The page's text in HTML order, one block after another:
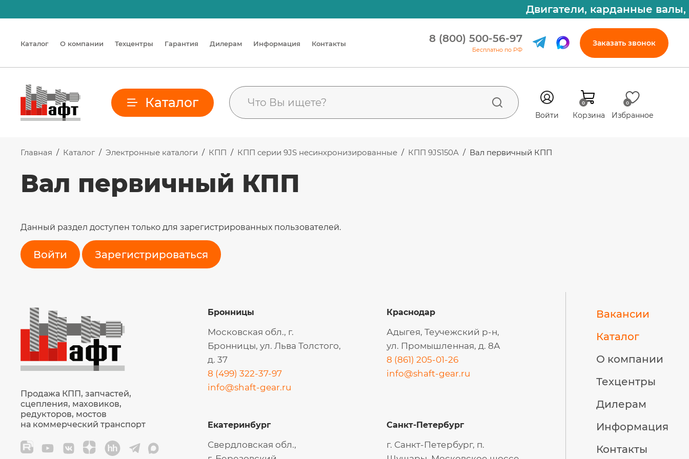
Двигатели, карданные валы,
Каталог О компании Техцентры Гарантия Дилерам Информация Контакты 8 (800) 500-56-97
Бесплатно по РФ
Заказать звонок
Каталог
Войти Корзина
0 0
Избранное
Главная / Каталог / Электронные каталоги / КПП / КПП серии 9JS несинхронизированные / КПП 9JS150A / Вал первичный КПП
Вал первичный КПП
Данный раздел доступен только для зарегистрированных пользователей.
Войти Зарегистрироваться
Продажа КПП, запчастей,
сцепления, маховиков,
редукторов, мостов
на коммерческий транспорт
Бронницы
Московская обл., г.
Бронницы, ул. Льва Толстого,
д. 37
8 (499) 322-37-97
info@shaft-gear.ru
Краснодар
Адыгея, Теучежский р-н,
ул. Промышленная, д. 8А
8 (861) 205-01-26
info@shaft-gear.ru
Екатеринбург
Свердловская обл.,
Санкт-Петербург
г. Санкт-Петербург, п.
Вакансии
Каталог
О компании
Техцентры
Дилерам
Информация
Контакты